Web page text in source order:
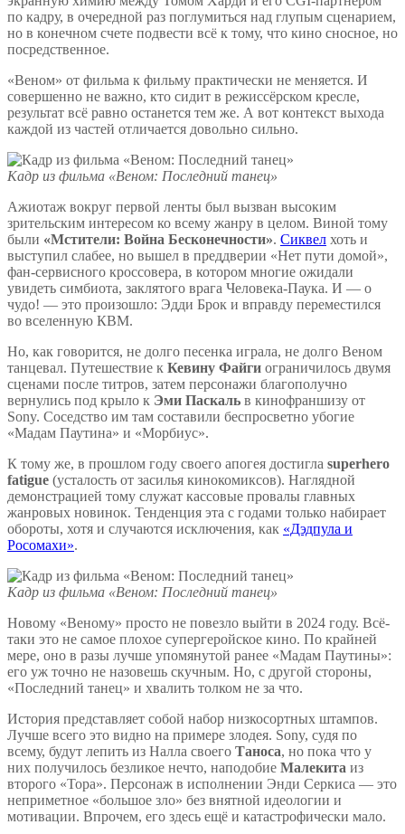
по кадру, в очередной раз поглумиться над глупым сценарием,
но в конечном счете подвести всё к тому, что кино сносное, но
посредственное.
«Веном» от фильма к фильму практически не меняется. И
совершенно не важно, кто сидит в режиссёрском кресле,
результат всё равно останется тем же. А вот контекст выхода
каждой из частей отличается довольно сильно.
Кадр из фильма «Веном: Последний танец»
Ажиотаж вокруг первой ленты был вызван высоким
зрительским интересом ко всему жанру в целом. Виной тому
были «Мстители: Война Бесконечности». Сиквел хоть и
выступил слабее, но вышел в преддверии «Нет пути домой»,
фан-сервисного кроссовера, в котором многие ожидали
увидеть симбиота, заклятого врага Человека-Паука. И — о
чудо! — это произошло: Эдди Брок и вправду переместился
во вселенную КВМ.
Но, как говорится, не долго песенка играла, не долго Веном
танцевал. Путешествие к Кевину Файги ограничилось двумя
сценами после титров, затем персонажи благополучно
вернулись под крыло к Эми Паскаль в кинофраншизу от
Sony. Соседство им там составили беспросветно убогие
«Мадам Паутина» и «Морбиус».
К тому же, в прошлом году своего апогея достигла superhero
fatigue (усталость от засилья кинокомиксов). Наглядной
демонстрацией тому служат кассовые провалы главных
жанровых новинок. Тенденция эта с годами только набирает
обороты, хотя и случаются исключения, как «Дэдпула и
Росомахи».
Кадр из фильма «Веном: Последний танец»
Новому «Веному» просто не повезло выйти в 2024 году. Всё-
таки это не самое плохое супергеройское кино. По крайней
мере, оно в разы лучше упомянутой ранее «Мадам Паутины»:
его уж точно не назовешь скучным. Но, с другой стороны,
«Последний танец» и хвалить толком не за что.
История представляет собой набор низкосортных штампов.
Лучше всего это видно на примере злодея. Sony, судя по
всему, будут лепить из Налла своего Таноса, но пока что у
них получилось безликое нечто, наподобие Малекита из
второго «Тора». Персонаж в исполнении Энди Серкиса — это
неприметное «большое зло» без внятной идеологии и
мотивации. Впрочем, его здесь ещё и катастрофически мало.